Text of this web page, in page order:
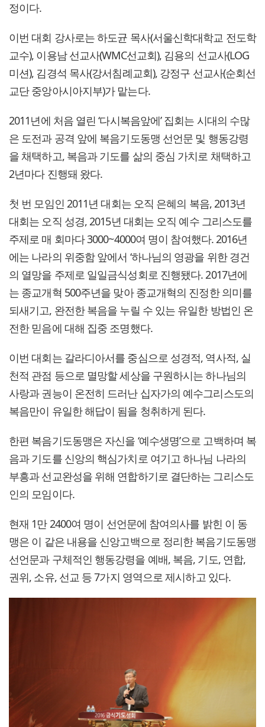
정이다.
이번 대회 강사로는 하도균 목사(서울신학대학교 전도학
교수), 이용남 선교사(WMC선교회), 김용의 선교사(LOG
미션), 김경석 목사(강서침례교회), 강정구 선교사(순회선
교단 중앙아시아지부)가 맡는다.
2011년에 처음 열린 ‘다시복음앞에’ 집회는 시대의 수많
은 도전과 공격 앞에 복음기도동맹 선언문 및 행동강령
을 채택하고, 복음과 기도를 삶의 중심 가치로 채택하고
2년마다 진행돼 왔다.
첫 번 모임인 2011년 대회는 오직 은혜의 복음, 2013년
대회는 오직 성경, 2015년 대회는 오직 예수 그리스도를
주제로 매 회마다 3000~4000여 명이 참여했다. 2016년
에는 나라의 위중함 앞에서 ‘하나님의 영광을 위한 경건
의 열망을 주제로 일일금식성회로 진행됐다. 2017년에
는 종교개혁 500주년을 맞아 종교개혁의 진정한 의미를
되새기고, 완전한 복음을 누릴 수 있는 유일한 방법인 온
전한 믿음에 대해 집중 조명했다.
이번 대회는 갈라디아서를 중심으로 성경적, 역사적, 실
천적 관점 등으로 멸망할 세상을 구원하시는 하나님의
사랑과 권능이 온전히 드러난 십자가의 예수그리스도의
복음만이 유일한 해답이 됨을 청취하게 된다.
한편 복음기도동맹은 자신을 ‘예수생명’으로 고백하며 복
음과 기도를 신앙의 핵심가치로 여기고 하나님 나라의
부흥과 선교완성을 위해 연합하기로 결단하는 그리스도
인의 모임이다.
현재 1만 2400여 명이 선언문에 참여의사를 밝힌 이 동
맹은 이 같은 내용을 신앙고백으로 정리한 복음기도동맹
선언문과 구체적인 행동강령을 예배, 복음, 기도, 연합,
권위, 소유, 선교 등 7가지 영역으로 제시하고 있다.